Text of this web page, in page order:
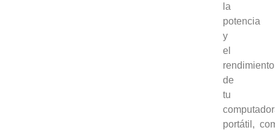
la
potencia
y
el
rendimiento
de
tu
portátil,